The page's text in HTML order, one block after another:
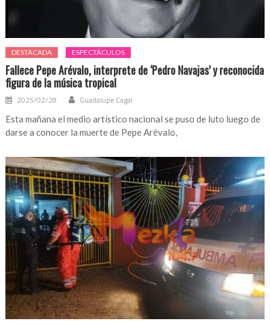
DESTACADA ESPECTÁCULOS
Fallece Pepe Arévalo, interprete de ‘Pedro Navajas’ y reconocida
figura de la música tropical
2025/02/28 Guadalupe Cagal
Esta mañana el medio artístico nacional se puso de luto luego de
darse a conocer la muerte de Pepe Arévalo,